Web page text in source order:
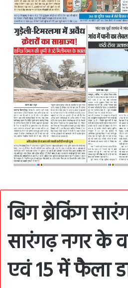
बिग ब्रेकिंग
सारंगढ़ नगर के
एवं 15 में फैला